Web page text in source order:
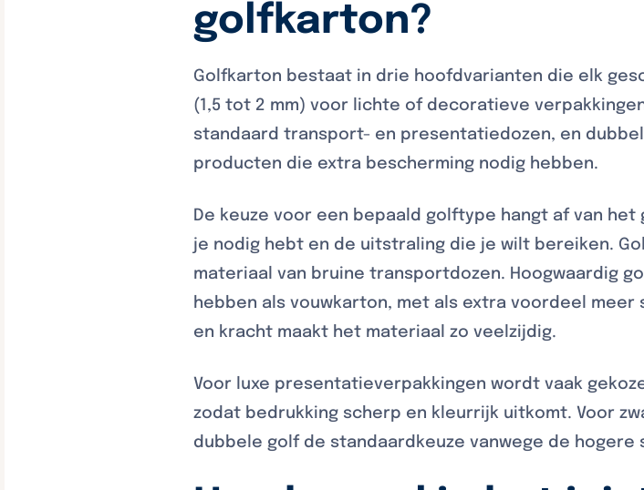
golfkarton?
Golfkarton bestaat in drie hoofdvarianten die elk
(1,5 tot 2 mm) voor lichte of decoratieve
standaard transport- en presentatiedozen, en
producten die extra bescherming nodig hebben.
De keuze voor een bepaald golftype hangt af van
je nodig hebt en de uitstraling die je wilt bereiken.
materiaal van bruine transportdozen. Hoogwaardig
hebben als vouwkarton, met als extra voordeel
en kracht maakt het materiaal zo veelzijdig.
Voor luxe presentatieverpakkingen wordt vaak
zodat bedrukking scherp en kleurrijk uitkomt. Voor
dubbele golf de standaardkeuze vanwege de hogere